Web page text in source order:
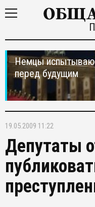
Немцы
перед будущим
19.05.2009 11:22
Депутаты